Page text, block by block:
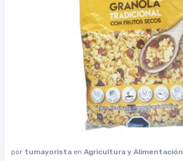
por tumayorista en Agricultura y Alimentación